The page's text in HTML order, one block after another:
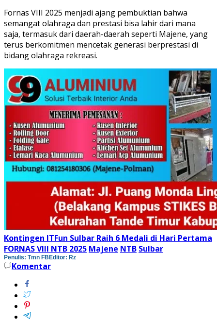
Fornas VIII 2025 menjadi ajang pembuktian bahwa
semangat olahraga dan prestasi bisa lahir dari mana
saja, termasuk dari daerah-daerah seperti Majene, yang
terus berkomitmen mencetak generasi berprestasi di
bidang olahraga rekreasi.
Kontingen ITFun Sulbar Raih 6 Medali di Hari Pertama
FORNAS VIII NTB 2025 Majene NTB Sulbar
Penulis: Tmn FBEditor: Rz
Komentar